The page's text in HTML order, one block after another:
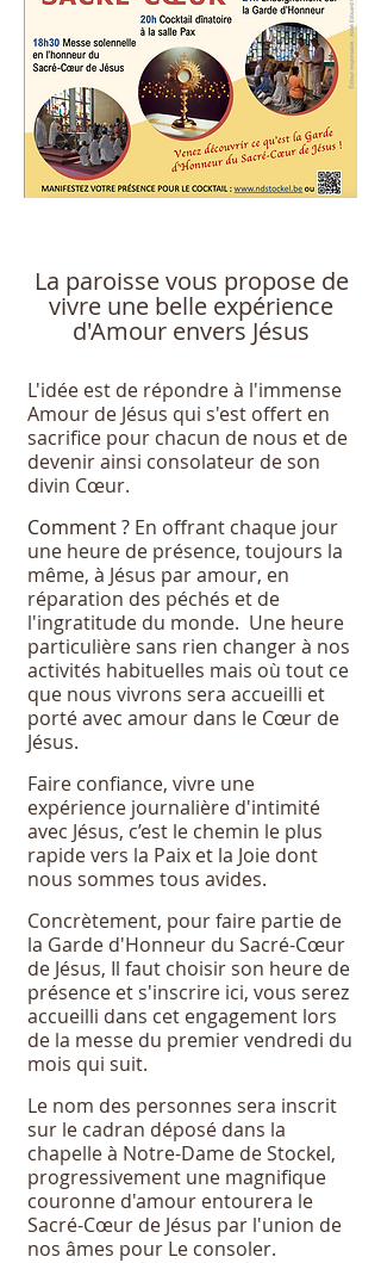
La paroisse vous propose de
vivre une belle expérience
d'Amour envers Jésus
L'idée est de répondre à l'immense
Amour de Jésus qui s'est offert en
sacrifice pour chacun de nous et de
devenir ainsi consolateur de son
divin Cœur.
Comment ? En offrant chaque jour
une heure de présence, toujours la
même, à Jésus par amour, en
réparation des péchés et de
l'ingratitude du monde. Une heure
particulière sans rien changer à nos
activités habituelles mais où tout ce
que nous vivrons sera accueilli et
porté avec amour dans le Cœur de
Jésus.
Faire confiance, vivre une
expérience journalière d'intimité
avec Jésus, c’est le chemin le plus
rapide vers la Paix et la Joie dont
nous sommes tous avides.
Concrètement, pour faire partie de
la Garde d'Honneur du Sacré-Cœur
de Jésus, Il faut choisir son heure de
présence et s'inscrire ici, vous serez
accueilli dans cet engagement lors
de la messe du premier vendredi du
mois qui suit.
Le nom des personnes sera inscrit
sur le cadran déposé dans la
chapelle à Notre-Dame de Stockel,
progressivement une magnifique
couronne d'amour entourera le
Sacré-Cœur de Jésus par l'union de
nos âmes pour Le consoler.